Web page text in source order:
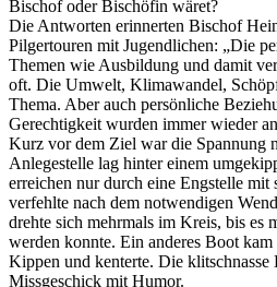
Bischof oder Bischöfin wäret?
Die Antworten erinnerten Bischof
Pilgertouren mit Jugendlichen: „Die
Themen wie Ausbildung und damit
oft. Die Umwelt, Klimawandel,
Thema. Aber auch persönliche
Gerechtigkeit wurden immer wieder
Kurz vor dem Ziel war die Spannung
Anlegestelle lag hinter einem
erreichen nur durch eine Engstelle
verfehlte nach dem notwendigen
drehte sich mehrmals im Kreis, bis es
werden konnte. Ein anderes Boot
Kippen und kenterte. Die klitschnasse
Missgeschick mit Humor.